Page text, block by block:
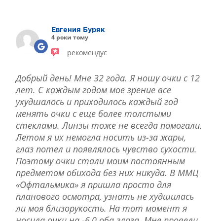
ІНТЕРНЕТ-МАГАЗИН ОПТИКИ
ДИТЯЧА ОФТАЛЬМОЛОГІЯ
ТЕРАПІЯ
Евгения Буряк
4 роки тому
рекомендує
Добрый день! Мне 32 года. Я ношу очки с 12
лет. С каждым годом мое зрение все
ухудшалось и приходилось каждый год
менять очки с еще более толстыми
стеклами. Линзы тоже не всегда помогали.
Летом я их немогла носить из-за жары,
глаз потел и появлялось чувство сухости.
Поэтому очки стали моим постоянным
предметом обихода без них никуда. В ММЦ
«Офтальмика» я пришла просто для
планового осмотра, узнать не худшилась
ли моя близорукость. На тот момент я